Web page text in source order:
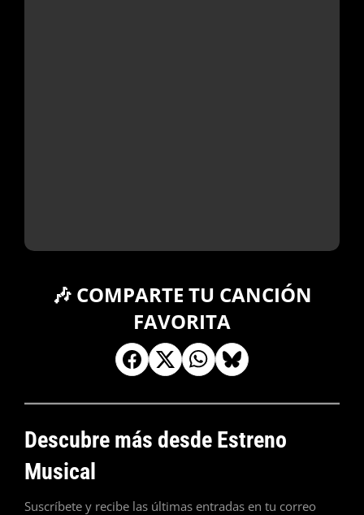
🎶 COMPARTE TU CANCIÓN
FAVORITA
Descubre más desde Estreno
Musical
Suscríbete y recibe las últimas entradas en tu correo